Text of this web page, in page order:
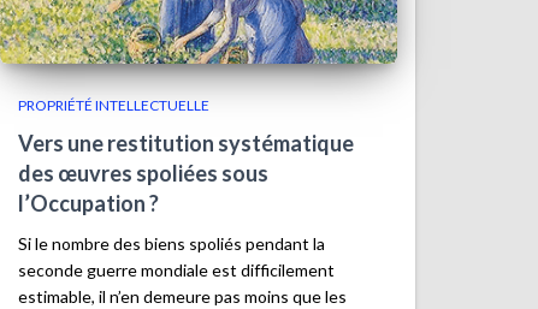
PROPRIÉTÉ INTELLECTUELLE
Vers une restitution systématique
des œuvres spoliées sous
l’Occupation ?
Si le nombre des biens spoliés pendant la
seconde guerre mondiale est difficilement
estimable, il n’en demeure pas moins que les